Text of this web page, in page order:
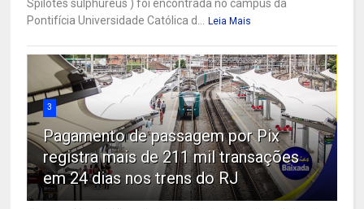
Spilotes sulphureus ) foi encontrada no campus da
Pontifícia Universidade Católica d...
Leia Mais
3
Pagamento de passagem por Pix
registra mais de 211 mil transações
em 24 dias nos trens do RJ